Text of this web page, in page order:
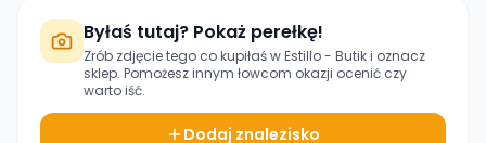
Byłaś tutaj? Pokaż perełkę!
Zrób zdjęcie tego co kupiłaś wEstillo - Butiki oznacz
sklep. Pomożesz innym łowcom okazji ocenić czy
warto iść.
Dodaj znalezisko